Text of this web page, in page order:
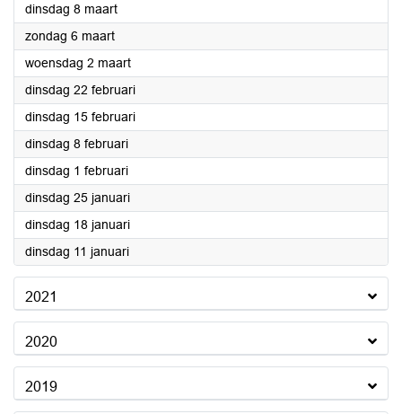
dinsdag 8 maart2022
zondag 6 maart2022
woensdag 2 maart2022
dinsdag 22 februari2022
dinsdag 15 februari2022
dinsdag 8 februari2022
dinsdag 1 februari2022
dinsdag 25 januari2022
dinsdag 18 januari2022
dinsdag 11 januari2022
2021
2020
2019